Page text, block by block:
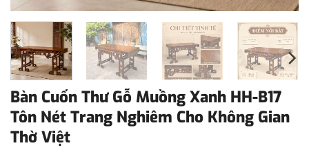
Bàn Cuốn Thư Gỗ Muồng Xanh HH-B17
Tôn Nét Trang Nghiêm Cho Không Gian
Thờ Việt